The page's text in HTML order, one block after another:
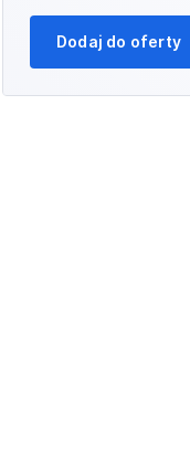
Dodaj do oferty